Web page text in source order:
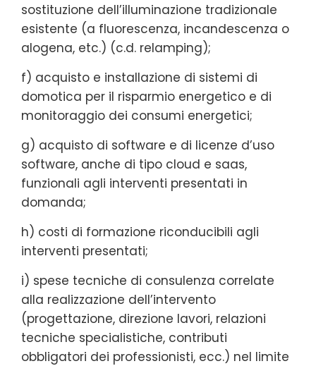
sostituzione dell’illuminazione tradizionale
esistente (a fluorescenza, incandescenza o
alogena, etc.) (c.d. relamping);
f) acquisto e installazione di sistemi di
domotica per il risparmio energetico e di
monitoraggio dei consumi energetici;
g) acquisto di software e di licenze d’uso
software, anche di tipo cloud e saas,
funzionali agli interventi presentati in
domanda;
h) costi di formazione riconducibili agli
interventi presentati;
i) spese tecniche di consulenza correlate
alla realizzazione dell’intervento
(progettazione, direzione lavori, relazioni
tecniche specialistiche, contributi
obbligatori dei professionisti, ecc.) nel limite